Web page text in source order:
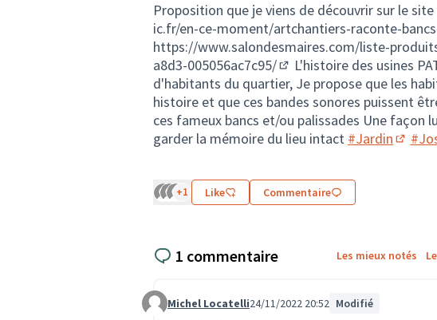
Proposition que je viens de découvrir sur le
ic.fr/en-ce-moment/artchantiers-raconte-
https://www.salondesmaires.com/liste-
a8d3-005056ac7c95/
(Lien externe)
L'histoire des usines
d'habitants du quartier, Je propose que les
histoire et que ces bandes sonores puissent
ces fameux bancs et/ou palissades Une façon
garder la mémoire du lieu intact #Jardin
+1 Like Commentaire
1 commentaire Les mieux notés
Commentaire 1607
Michel Locatelli24/11/2022 20:52 Modifié